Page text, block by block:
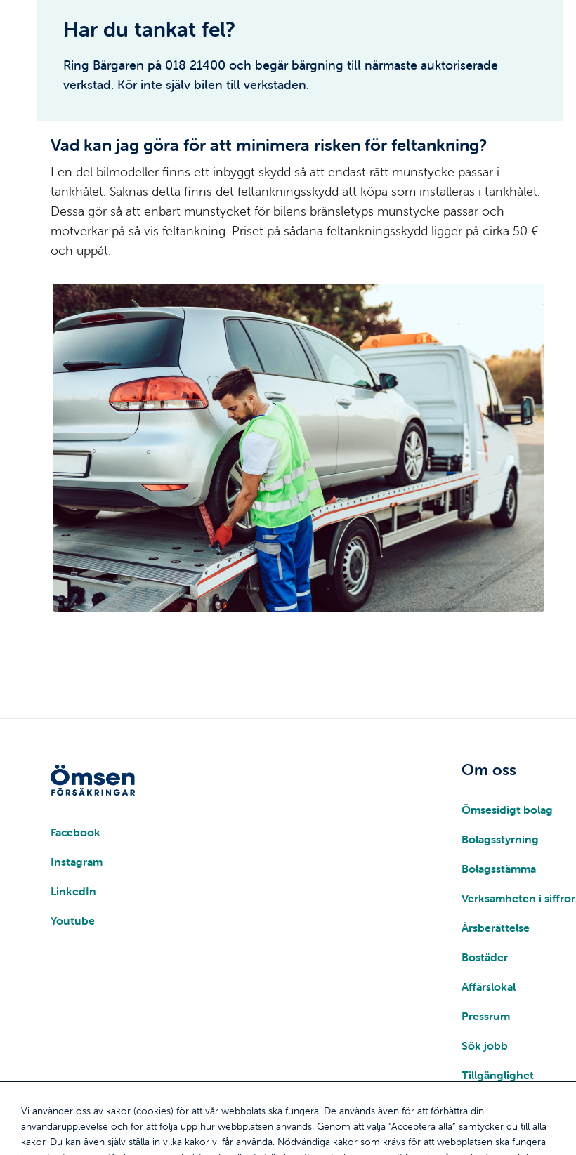
Har du tankat fel?
Ring Bärgaren på 018 21400 och begär bärgning till närmaste auktoriserade
verkstad. Kör inte själv bilen till verkstaden.
Vad kan jag göra för att minimera risken för feltankning?
I en del bilmodeller finns ett inbyggt skydd så att endast rätt munstycke passar i
tankhålet. Saknas detta finns det feltankningsskydd att köpa som installeras i tankhålet.
Dessa gör så att enbart munstycket för bilens bränsletyps munstycke passar och
motverkar på så vis feltankning. Priset på sådana feltankningsskydd ligger på cirka 50 €
och uppåt.
Sociala
medier
Facebook
Instagram
LinkedIn
Youtube
Om oss
Ömsesidigt bolag
Bolagsstyrning
Bolagsstämma
Verksamheten i siffror
Årsberättelse
Bostäder
Affärslokal
Pressrum
Sök jobb
Tillgänglighet
Vi använder oss av kakor (cookies) för att vår webbplats ska fungera. De används även för att förbättra din
användarupplevelse och för att följa upp hur webbplatsen används. Genom att välja ”Acceptera alla” samtycker du till alla
kakor. Du kan även själv ställa in vilka kakor vi får använda. Nödvändiga kakor som krävs för att webbplatsen ska fungera